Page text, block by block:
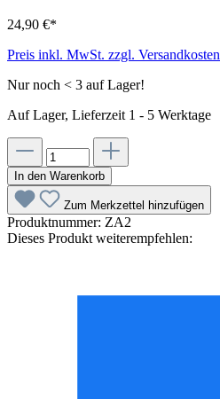
24,90 €*
Preis inkl. MwSt. zzgl. Versandkosten
Nur noch < 3 auf Lager!
Auf Lager, Lieferzeit 1 - 5 Werktage
In den Warenkorb
Zum Merkzettel hinzufügen
Produktnummer: ZA2
Dieses Produkt weiterempfehlen: